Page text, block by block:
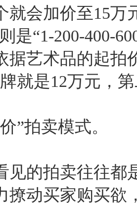
就会加价至15万
是“1-200-400-
据艺术品的起拍
就是12万元，
”拍卖模式。
见的拍卖往往都
撩动买家购买欲